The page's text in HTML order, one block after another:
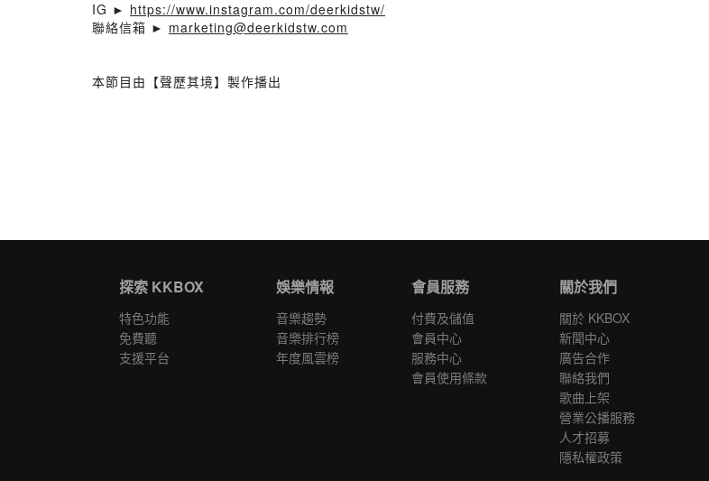
IG ► https://www.instagram.com/deerkidstw/
聯絡信箱 ► marketing@deerkidstw.com
本節目由【聲歷其境】製作播出
探索 KKBOX
特色功能
免費聽
支援平台
娛樂情報
音樂趨勢
音樂排行榜
年度風雲榜
會員服務
付費及儲值
會員中心
服務中心
會員使用條款
關於我們
關於 KKBOX
新聞中心
廣告合作
聯絡我們
歌曲上架
營業公播服務
人才招募
隱私權政策